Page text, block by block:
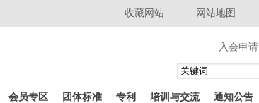
收藏网站 网站地图
入会申请
会员专区 团体标准 专利 培训与交流 通知公告